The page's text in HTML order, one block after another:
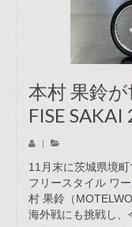
本村 果鈴が
FISE SAKAI
11月末に茨城県境
フリースタイル ワ
村 果鈴（
海外戦にも挑戦し